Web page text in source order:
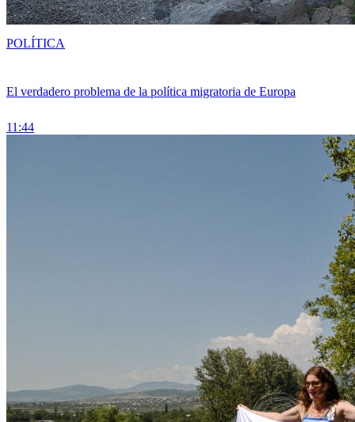
El verdadero problema de la política migratoria de Europa
11:44
POLÍTICA